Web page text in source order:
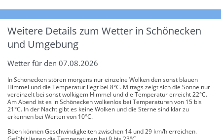
Weitere Details zum Wetter in Schönecken
und Umgebung
Wetter für den 07.08.2026
In Schönecken stören morgens nur einzelne Wolken den sonst blauen
Himmel und die Temperatur liegt bei 8°C. Mittags zeigt sich die Sonne nur
vereinzelt bei sonst wolkigem Himmel und die Temperatur erreicht 22°C.
Am Abend ist es in Schönecken wolkenlos bei Temperaturen von 15 bis
21°C. In der Nacht gibt es keine Wolken und die Sterne sind klar zu
erkennen bei Werten von 10°C.
Böen können Geschwindigkeiten zwischen 14 und 29 km/h erreichen.